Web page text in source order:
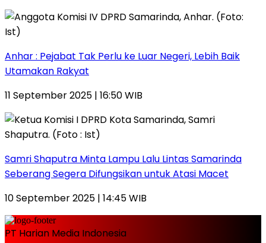
Anhar : Pejabat Tak Perlu ke Luar Negeri, Lebih Baik
Utamakan Rakyat
11 September 2025 | 16:50 WIB
Samri Shaputra Minta Lampu Lalu Lintas Samarinda
Seberang Segera Difungsikan untuk Atasi Macet
10 September 2025 | 14:45 WIB
PT Harian Media Indonesia